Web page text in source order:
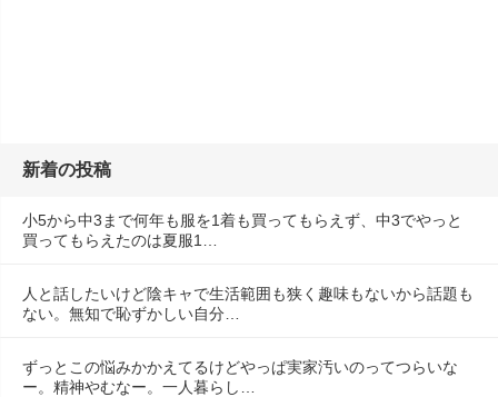
新着の投稿
小5から中3まで何年も服を1着も買ってもらえず、中3でやっと
買ってもらえたのは夏服1…
人と話したいけど陰キャで生活範囲も狭く趣味もないから話題も
ない。無知で恥ずかしい自分…
ずっとこの悩みかかえてるけどやっぱ実家汚いのってつらいな
ー。精神やむなー。一人暮らし…